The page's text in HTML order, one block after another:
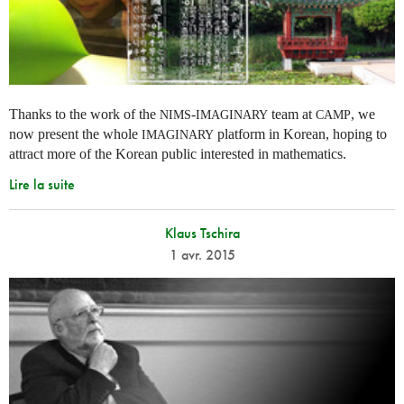
Thanks to the work of the NIMS-IMAGINARY team at CAMP, we
now present the whole IMAGINARY platform in Korean, hoping to
attract more of the Korean public interested in mathematics.
Lire la suite
Klaus Tschira
1 avr. 2015